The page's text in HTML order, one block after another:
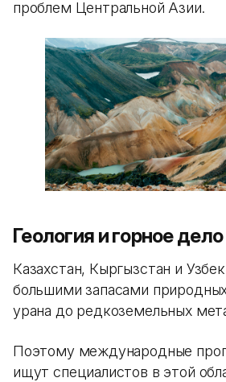
проблем Центральной Азии.
Геология и горное дело
Казахстан, Кыргызстан и
большими запасами
урана до редкоземельных
Поэтому международные
ищут специалистов в этой